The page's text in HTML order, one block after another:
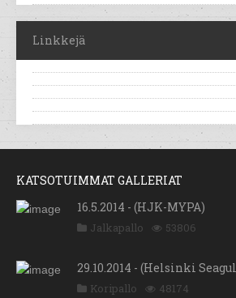
Linkkejä
KATSOTUIMMAT GALLERIAT
16.5.2014 - (HJK-MYPA)
Jalkapallo 53806
29.10.2014 - (Helsinki
Koripallo 48174